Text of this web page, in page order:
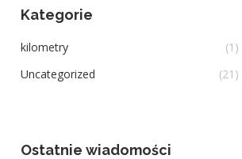
Kategorie
kilometry
(1)
Uncategorized
(21)
Ostatnie wiadomości